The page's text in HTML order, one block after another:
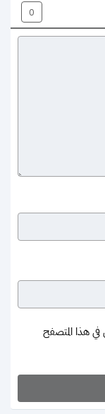
0
في هذا المتصفح